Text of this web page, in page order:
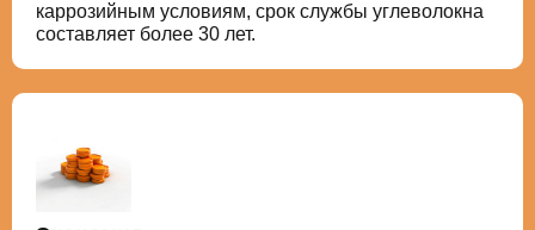
каррозийным условиям, срок службы углеволокна
составляет более 30 лет.